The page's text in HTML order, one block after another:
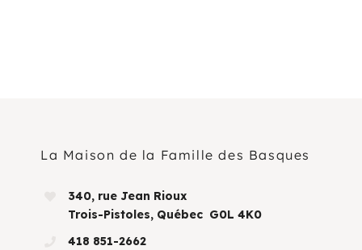
La Maison de la Famille des Basques
340, rue Jean Rioux
Trois-Pistoles, Québec G0L 4K0
418 851-2662